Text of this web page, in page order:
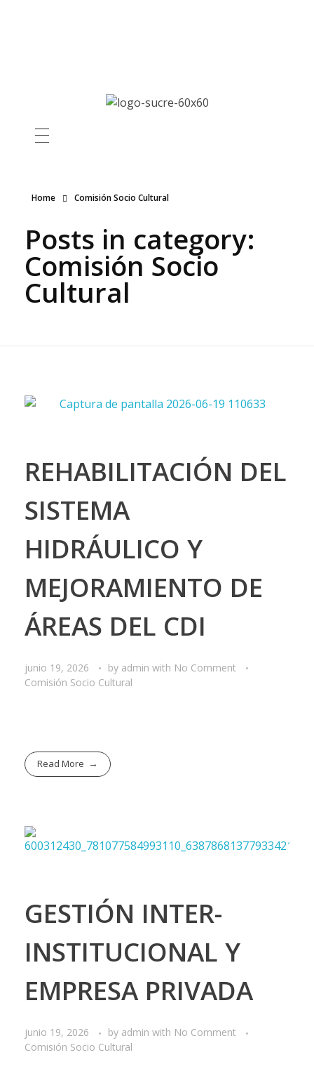
Home Comisión Socio Cultural
Posts in category:
Comisión Socio
Cultural
REHABILITACIÓN DEL
SISTEMA
HIDRÁULICO Y
MEJORAMIENTO DE
ÁREAS DEL CDI
junio 19, 2026 by admin with No Comment
Comisión Socio Cultural
Read More
GESTIÓN INTER-
INSTITUCIONAL Y
EMPRESA PRIVADA
junio 19, 2026 by admin with No Comment
Comisión Socio Cultural